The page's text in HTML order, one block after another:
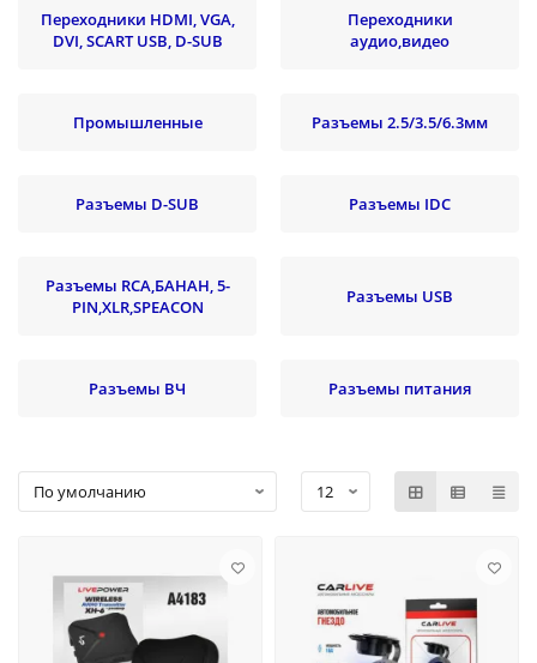
Переходники HDMI, VGA,
DVI, SCART USB, D-SUB
Переходники
аудио,видео
Промышленные Разъемы 2.5/3.5/6.3мм
Разъемы D-SUB Разъемы IDC
Разъемы RCA,БАНАН, 5-
PIN,XLR,SPEACON
Разъемы USB
Разъемы ВЧ Разъемы питания